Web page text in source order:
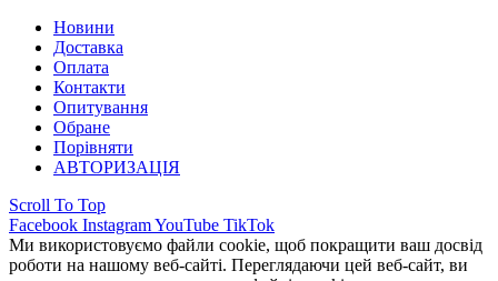
Новини
Доставка
Оплата
Контакти
Опитування
Обране
Порівняти
АВТОРИЗАЦІЯ
Scroll To Top
Facebook InstagramYouTube TikTok
Ми використовуємо файли cookie, щоб покращити ваш досвід
роботи на нашому веб-сайті. Переглядаючи цей веб-сайт, ви